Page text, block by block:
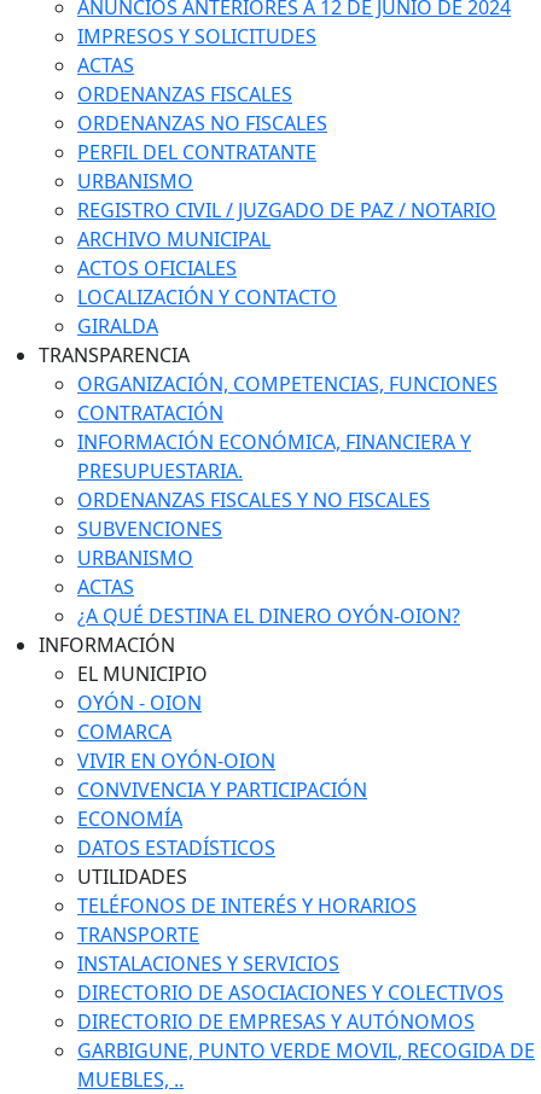
ANUNCIOS ANTERIORES A 12 DE JUNIO DE 2024
IMPRESOS Y SOLICITUDES
ACTAS
ORDENANZAS FISCALES
ORDENANZAS NO FISCALES
PERFIL DEL CONTRATANTE
URBANISMO
REGISTRO CIVIL / JUZGADO DE PAZ / NOTARIO
ARCHIVO MUNICIPAL
ACTOS OFICIALES
LOCALIZACIÓN Y CONTACTO
GIRALDA
TRANSPARENCIA
ORGANIZACIÓN, COMPETENCIAS, FUNCIONES
CONTRATACIÓN
INFORMACIÓN ECONÓMICA, FINANCIERA Y
PRESUPUESTARIA.
ORDENANZAS FISCALES Y NO FISCALES
SUBVENCIONES
URBANISMO
ACTAS
¿A QUÉ DESTINA EL DINERO OYÓN-OION?
INFORMACIÓN
EL MUNICIPIO
OYÓN - OION
COMARCA
VIVIR EN OYÓN-OION
CONVIVENCIA Y PARTICIPACIÓN
ECONOMÍA
DATOS ESTADÍSTICOS
UTILIDADES
TELÉFONOS DE INTERÉS Y HORARIOS
TRANSPORTE
INSTALACIONES Y SERVICIOS
DIRECTORIO DE ASOCIACIONES Y COLECTIVOS
DIRECTORIO DE EMPRESAS Y AUTÓNOMOS
GARBIGUNE, PUNTO VERDE MOVIL, RECOGIDA DE
MUEBLES, ..